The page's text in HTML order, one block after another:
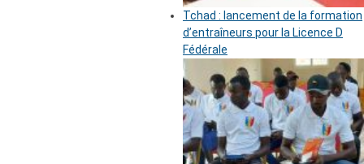
Tchad : lancement de la formation
d’entraîneurs pour la Licence D
Fédérale